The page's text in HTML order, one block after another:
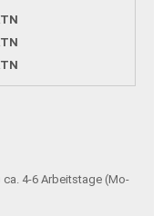
ca. 4-6 Arbeitstage (Mo-